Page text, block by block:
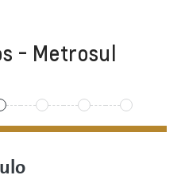
- Metrosul